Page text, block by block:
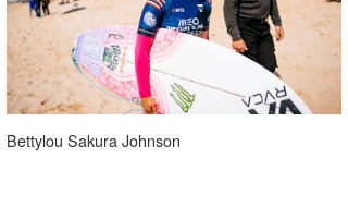
Bettylou Sakura Johnson